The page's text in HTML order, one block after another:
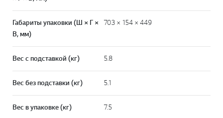
Габариты упаковки (Ш × Г ×
В, мм)
703 × 154 × 449
Вес с подставкой (кг) 5.8
Вес без подставки (кг) 5.1
Вес в упаковке (кг) 7.5